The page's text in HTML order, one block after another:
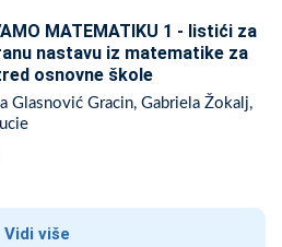
MATEMATIKU 1 - listići za
nastavu iz matematike za
osnovne škole
Glasnović Gracin, Gabriela Žokalj,
Vidi više